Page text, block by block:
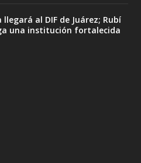
al DIF de Juárez; Rubí
una institución fortalecida